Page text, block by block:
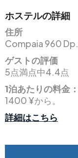
ホステルの詳細
住所
Compaia 960
ゲストの評価
5点満点中4.4点
1泊あたりの料金：
1400 ¥から。
詳細はこちら